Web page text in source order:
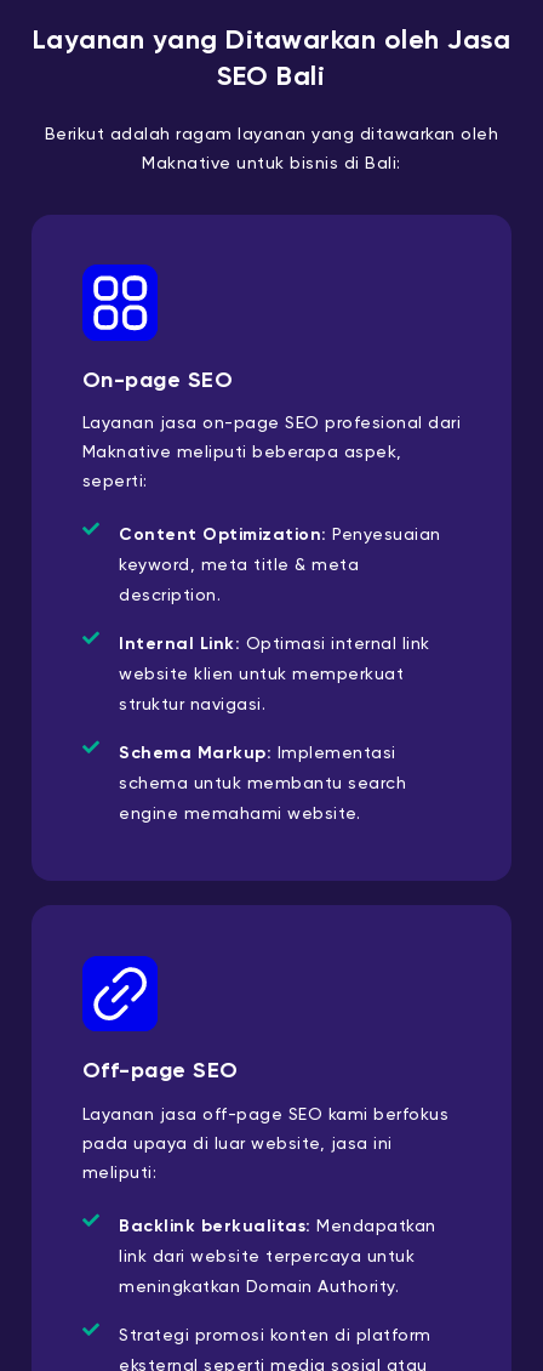
Layanan yang Ditawarkan oleh Jasa
SEO Bali
Berikut adalah ragam layanan yang ditawarkan oleh
Maknative untuk bisnis di Bali:
On-page SEO
Layanan jasa on-page SEO profesional dari
Maknative meliputi beberapa aspek,
seperti:
Content Optimization: Penyesuaian
keyword, meta title & meta
description.
Internal Link: Optimasi internal link
website klien untuk memperkuat
struktur navigasi.
Schema Markup: Implementasi
schema untuk membantu search
engine memahami website.
Off-page SEO
Layanan jasa off-page SEO kami berfokus
pada upaya di luar website, jasa ini
meliputi:
Backlink berkualitas: Mendapatkan
link dari website terpercaya untuk
meningkatkan Domain Authority.
Strategi promosi konten di platform
eksternal seperti media sosial atau